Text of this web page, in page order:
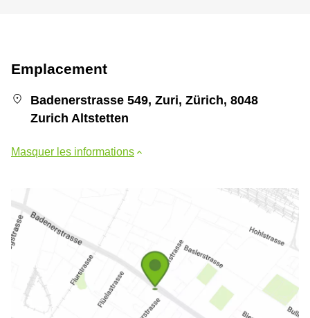
Emplacement
Badenerstrasse 549, Zuri, Zürich, 8048
Zurich Altstetten
Masquer les informations